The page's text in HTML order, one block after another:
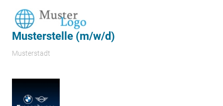
Musterstelle (m/w/d)
Musterstadt